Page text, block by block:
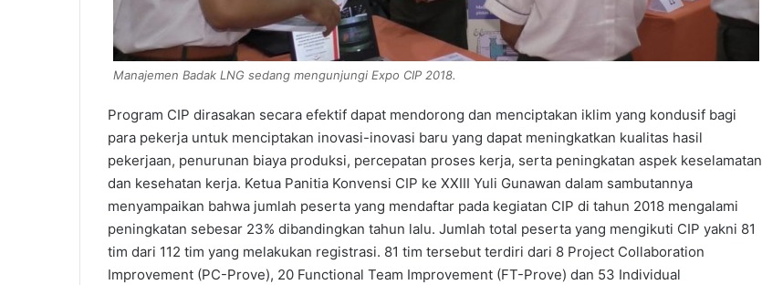
Manajemen Badak LNG sedang mengunjungi Expo CIP 2018.
Program CIP dirasakan secara efektif dapat mendorong dan menciptakan iklim yang kondusif bagi
para pekerja untuk menciptakan inovasi-inovasi baru yang dapat meningkatkan kualitas hasil
pekerjaan, penurunan biaya produksi, percepatan proses kerja, serta peningkatan aspek keselamatan
dan kesehatan kerja. Ketua Panitia Konvensi CIP ke XXIII Yuli Gunawan dalam sambutannya
menyampaikan bahwa jumlah peserta yang mendaftar pada kegiatan CIP di tahun 2018 mengalami
peningkatan sebesar 23% dibandingkan tahun lalu. Jumlah total peserta yang mengikuti CIP yakni 81
tim dari 112 tim yang melakukan registrasi. 81 tim tersebut terdiri dari 8 Project Collaboration
Improvement (PC-Prove), 20 Functional Team Improvement (FT-Prove) dan 53 Individual